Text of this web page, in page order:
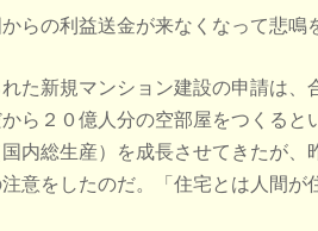
らの利益送金が来なくなって悲鳴
た新規マンション建設の申請は、
ら２０億人分の空部屋をつくると
内総生産）を成長させてきたが、
意をしたのだ。「住宅とは人間が